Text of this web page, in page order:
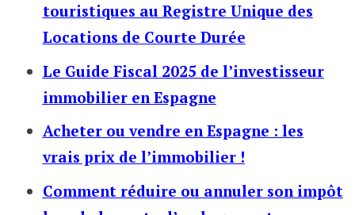
touristiques au Registre Unique des
Locations de Courte Durée
Le Guide Fiscal 2025 de l’investisseur
immobilier en Espagne
Acheter ou vendre en Espagne : les
vrais prix de l’immobilier !
Comment réduire ou annuler son impôt